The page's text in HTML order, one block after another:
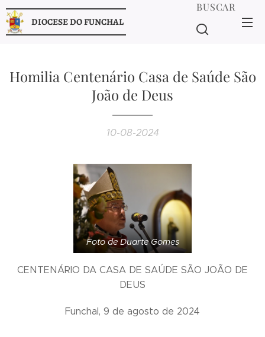
DIOCESE DO FUNCHAL
BUSCAR
Homilia Centenário Casa de Saúde São
João de Deus
10-08-2024
Foto de Duarte Gomes
CENTENÁRIO DA CASA DE SAÚDE SÃO JOÃO DE
DEUS
Funchal, 9 de agosto de 2024